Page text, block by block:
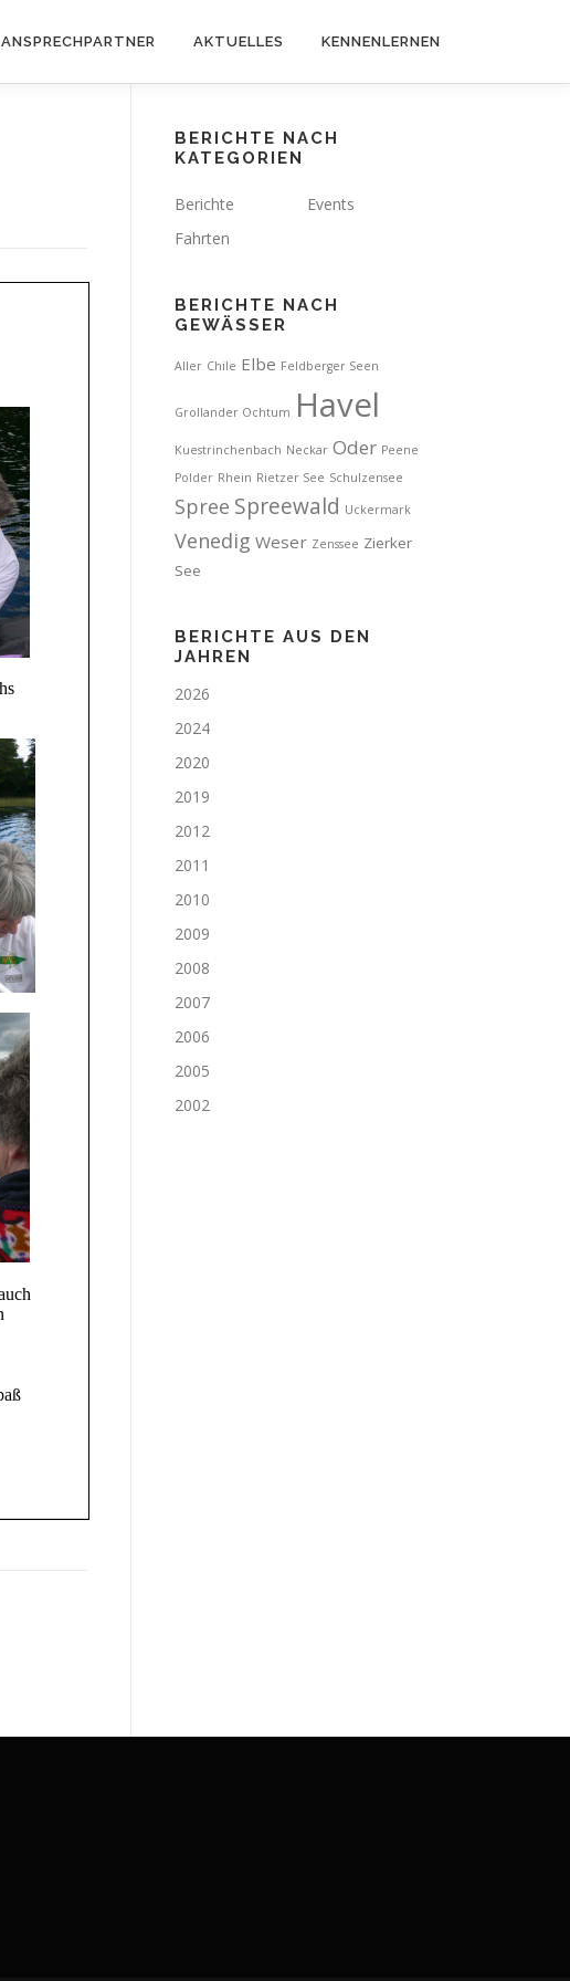
ANSPRECHPARTNER AKTUELLES KENNENLERNEN
BERICHTE NACH
KATEGORIEN
Berichte
Events
Fahrten
BERICHTE NACH
GEWÄSSER
Aller Chile Elbe Feldberger Seen
Grollander Ochtum Havel
Kuestrinchenbach Neckar Oder Peene
Polder Rhein Rietzer See Schulzensee
Spree Spreewald Uckermark
Venedig Weser Zenssee Zierker
See
BERICHTE AUS DEN
JAHREN
2026
2024
2020
2019
2012
2011
2010
2009
2008
2007
2006
2005
2002